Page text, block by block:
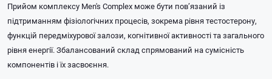
Прийом комплексу Men's Complex може бути пов’язаний із
підтриманням фізіологічних процесів, зокрема рівня тестостерону,
функцій передміхурової залози, когнітивної активності та загального
рівня енергії. Збалансований склад спрямований на сумісність
компонентів і їх засвоєння.